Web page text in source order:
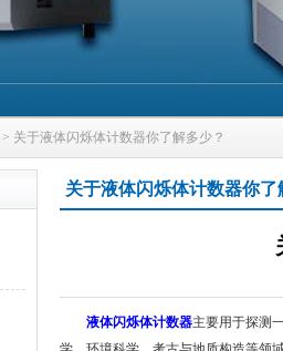
> 关于液体闪烁体计数器你了解多少？
关于液体闪烁体计数器你了
液体闪烁体计数器主要用于探测